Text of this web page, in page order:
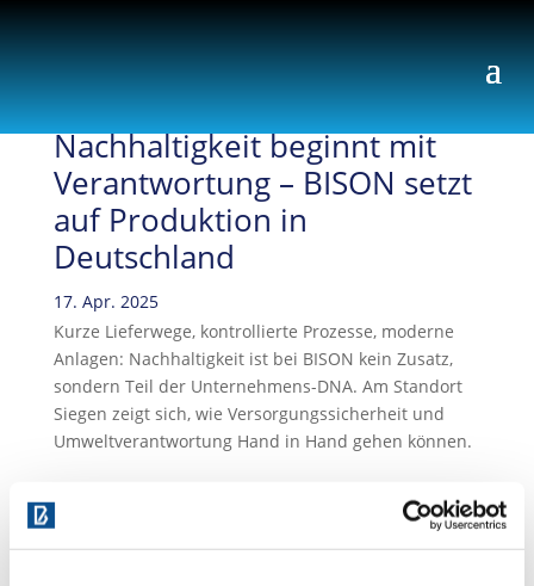
Nachhaltigkeit beginnt mit
Verantwortung – BISON setzt
auf Produktion in
Deutschland
17. Apr. 2025
Kurze Lieferwege, kontrollierte Prozesse, moderne
Anlagen: Nachhaltigkeit ist bei BISON kein Zusatz,
sondern Teil der Unternehmens-DNA. Am Standort
Siegen zeigt sich, wie Versorgungssicherheit und
Umweltverantwortung Hand in Hand gehen können.
Ökologisch sinnvoll – ökonomisch
stabil